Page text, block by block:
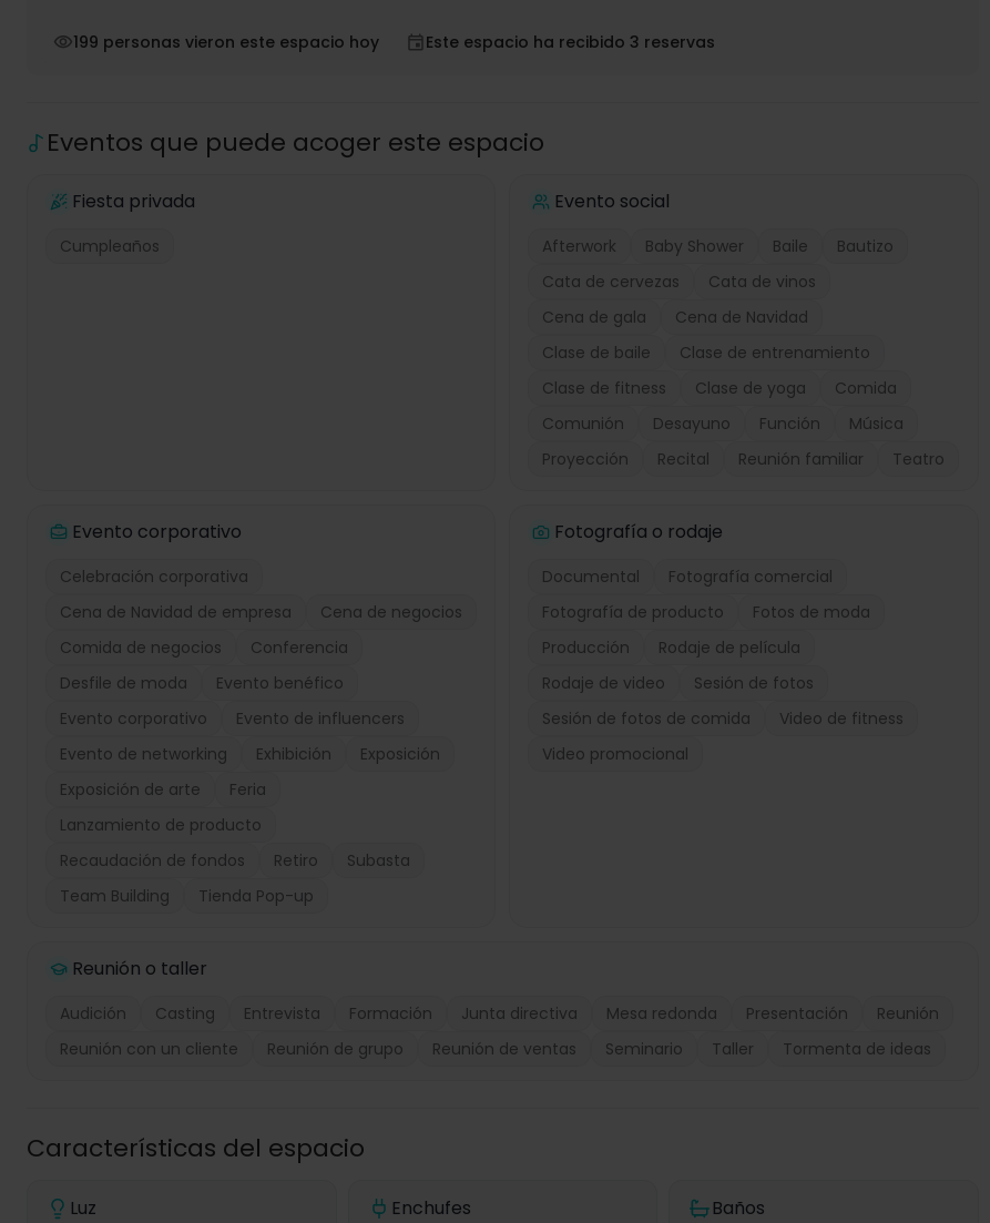
199 personas vieron este espacio hoy Este espacio ha recibido 3 reservas
Eventos que puede acoger este espacio
Fiesta privada
Cumpleaños
Evento social
Afterwork Baby Shower Baile
Bautizo
Cata de cervezas
Cata de vinos
Cena de gala
Cena de Navidad
Clase de baile
Clase de entrenamiento
Clase de fitness
Clase de yoga
Comida
Comunión
Desayuno Función
Música
Proyección
Recital Reunión familiar Teatro
Evento corporativo
Celebración corporativa
Cena de Navidad de empresa
Cena de negocios
Comida de negocios
Conferencia
Desfile de moda
Evento benéfico
Evento corporativo
Evento de influencers
Evento de networking
Exhibición
Exposición
Exposición de arte
Feria
Lanzamiento de producto
Recaudación de fondos
Retiro
Subasta
Team Building
Tienda Pop-up
Fotografía o rodaje
Documental
Fotografía comercial
Fotografía de producto
Fotos de moda
Producción
Rodaje de película
Rodaje de video
Sesión de fotos
Sesión de fotos de comida
Video de fitness
Video promocional
Reunión o taller
Audición Casting Entrevista Formación Junta directiva Mesa redonda Presentación
Reunión
Reunión con un cliente
Reunión de grupo Reunión de ventas Seminario Taller Tormenta de ideas
Características del espacio
Luz Enchufes Baños